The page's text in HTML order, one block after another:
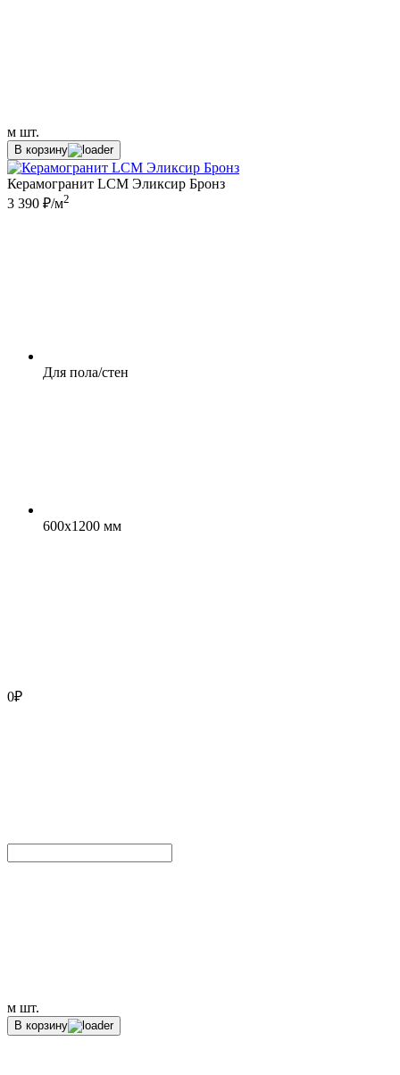
м шт.
В корзину
Керамогранит LCM Эликсир Бронз
3 390 ₽/м2
Для пола/стен
600x1200 мм
0₽
м шт.
В корзину